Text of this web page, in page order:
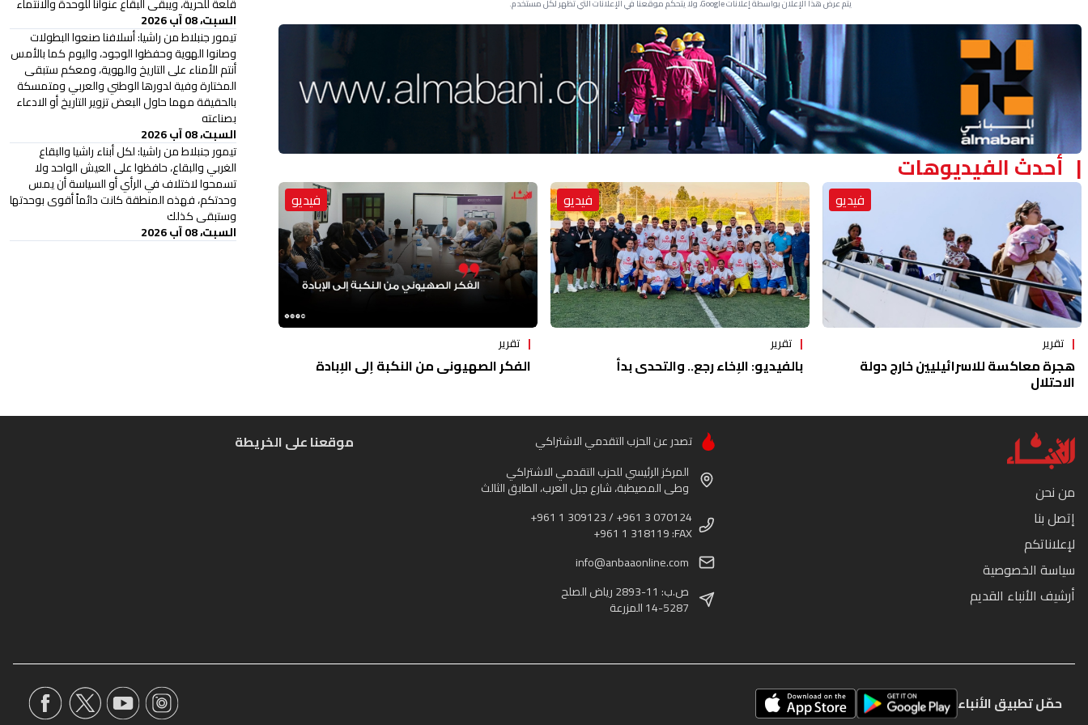
يتم عرض هذا الإعلان بواسطة إعلانات Google، ولا يتحكم موقعنا في الإعلانات التي تظهر لكل مستخدم.
Advertisement Section
أحدث الفيديوهات
فيديو
تقرير
هجرة معاكسة للاسرائيليين خارج دولة
الاحتلال
فيديو
تقرير
بالفيديو: الإخاء رجع.. والتحدي بدأ
فيديو
تقرير
الفكر الصهيوني من النكبة إلى الإبادة
السبت، 08 آب 2026
تيمور جنبلاط من راشيا: أسلافنا صنعوا البطولات
وصانوا الهوية وحفظوا الوجود، واليوم كما بالأمس
أنتم الأمناء على التاريخ والهوية، ومعكم ستبقى
المختارة وفية لدورها الوطني والعربي ومتمسكة
بالحقيقة مهما حاول البعض تزوير التاريخ أو الادعاء
بصناعته
السبت، 08 آب 2026
تيمور جنبلاط من راشيا: لكل أبناء راشيا والبقاع
الغربي والبقاع، حافظوا على العيش الواحد ولا
تسمحوا لاختلاف في الرأي أو السياسة أن يمس
وحدتكم، فهذه المنطقة كانت دائماً أقوى بوحدتها
وستبقى كذلك
السبت، 08 آب 2026
من نحن
إتصل بنا
لإعلاناتكم
سياسة الخصوصية
أرشيف الأنباء القديم
تصدر عن الحزب التقدمي الاشتراكي
المركز الرئيسي للحزب التقدمي الاشتراكي
وطى المصيطبة، شارع جبل العرب، الطابق الثالث
+961 1 309123 / +961 3 070124
+961 1 318119 :FAX
info@anbaaonline.com
ص.ب: 11-2893 رياض الصلح
14-5287 المزرعة
موقعنا على الخريطة
حمّل تطبيق الأنباء